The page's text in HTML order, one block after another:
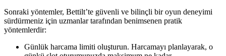
Sonraki yöntemler, Bettilt’te güvenli ve bilinçli bir oyun deneyimi
sürdürmeniz için uzmanlar tarafından benimsenen pratik
yöntemlerdir:
Günlük harcama limiti oluşturun. Harcamayı planlayarak, o